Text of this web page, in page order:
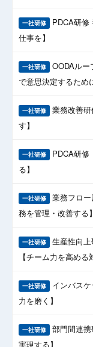
一社研修 PDCA研修
仕事を】
一社研修 OODAルー
で意思決定するため
一社研修 業務改善研
す】
一社研修 PDCA研修
る】
一社研修 業務フロー
務を管理・改善する】
一社研修 生産性向上
【チーム力を高める
一社研修 インバスケ
力を磨く】
一社研修 部門間連携
実現する】